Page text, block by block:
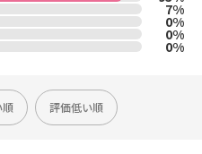
7%
0%
0%
0%
順 評価低い順